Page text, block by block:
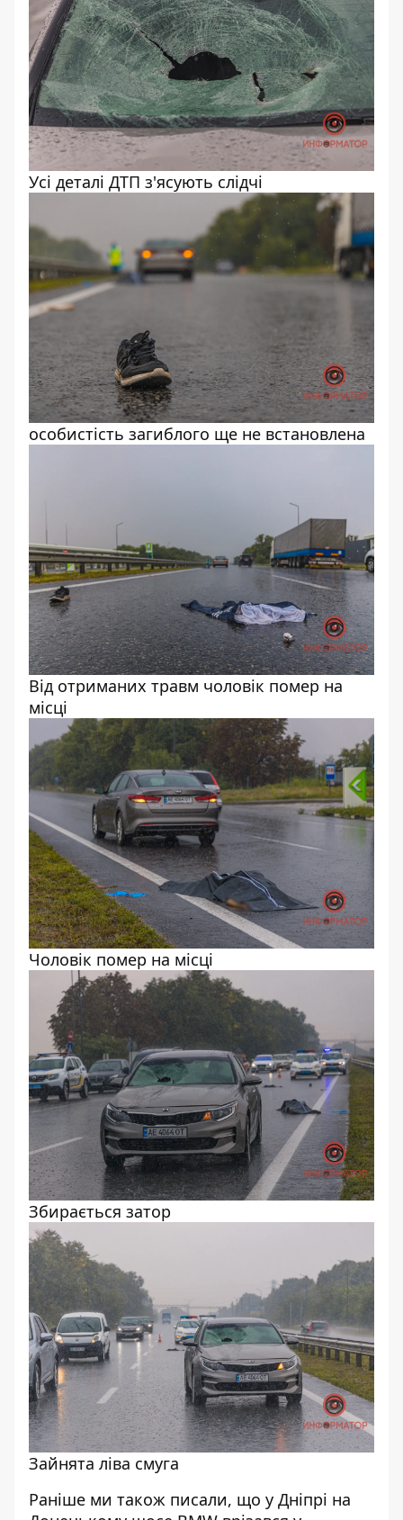
Усі деталі ДТП з'ясують слідчі
особистість загиблого ще не встановлена
Від отриманих травм чоловік помер на
місці
Чоловік помер на місці
Збирається затор
Зайнята ліва смуга
Раніше ми також писали, що у Дніпрі на